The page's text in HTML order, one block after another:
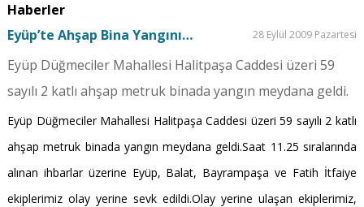
Haberler
Eyüp’te Ahşap Bina Yangını…
28 Eylül 2009 Pazartesi
Eyüp Düğmeciler Mahallesi Halitpaşa Caddesi üzeri 59
sayılı 2 katlı ahşap metruk binada yangın meydana geldi.
Eyüp Düğmeciler Mahallesi Halitpaşa Caddesi üzeri 59 sayılı 2 katlı
ahşap metruk binada yangın meydana geldi.Saat 11.25 sıralarında
alınan ihbarlar üzerine Eyüp, Balat, Bayrampaşa ve Fatih İtfaiye
ekiplerimiz olay yerine sevk edildi.Olay yerine ulaşan ekiplerimiz,